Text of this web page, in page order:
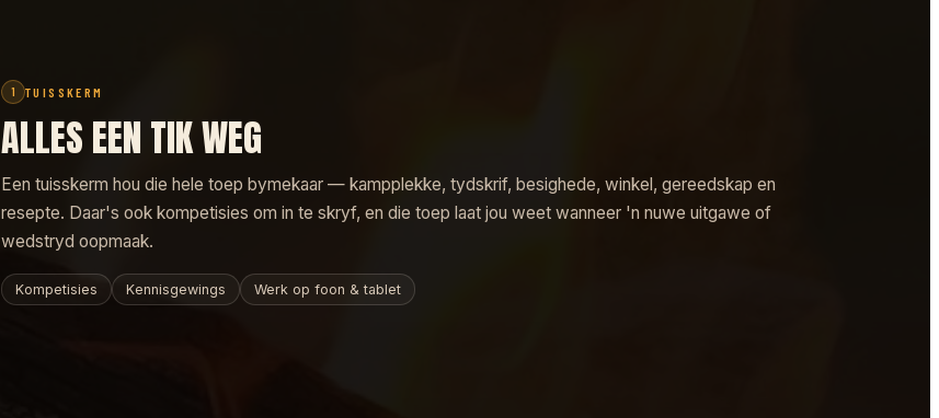
1 TUISSKERM
ALLES EEN TIK WEG
Een tuisskerm hou die hele toep bymekaar — kampplekke, tydskrif, besighede, winkel, gereedskap en
resepte. Daar's ook kompetisies om in te skryf, en die toep laat jou weet wanneer 'n nuwe uitgawe of
wedstryd oopmaak.
Kompetisies Kennisgewings Werk op foon & tablet